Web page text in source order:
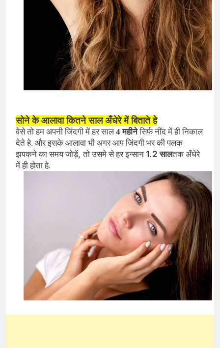
सोने के आलावा कितने साल अँधेरे में बिताते हे
वेसे तो हम अपनी जिंदगी में हर साल4 महीनेसिर्फ नींद में ही निकाल
देते हे. और इसके आलावा भी अगर आप जिंदगी भर की पलक
झपकने का समय जोड़ें,तो उसमे से हर इन्सान 1.2सालतक अँधेरे
में ही होता हे.